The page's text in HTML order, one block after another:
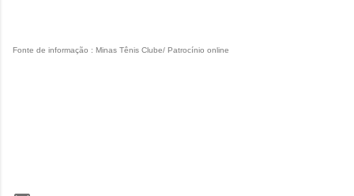
Fonte de informação : Minas Tênis Clube/ Patrocínio online